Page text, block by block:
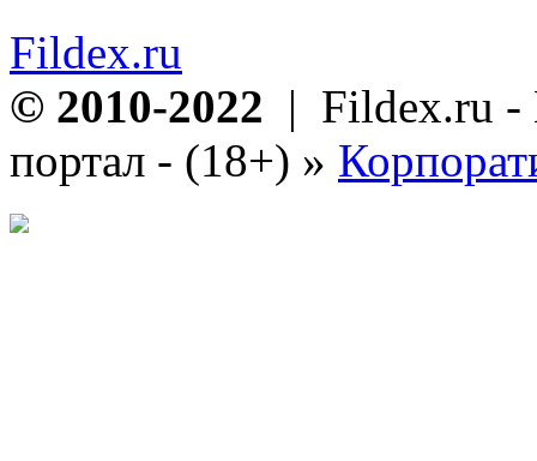
Fildex.ru
© 2010-2022 | Fildex.ru -
портал - (18+) »